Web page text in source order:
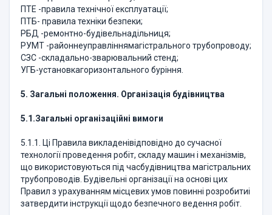
ПТЕ -правила технічної експлуатації;
ПТБ- правила техніки безпеки;
РБД -ремонтно-будівельнадільниця;
РУМТ -районнеуправліннямагістрального трубопроводу;
СЗС -складально-зварювальний стенд;
УГБ-установкагоризонтального буріння.
5. Загальні положення. Організація будівництва
5.1.Загальні організаційні вимоги
5.1.1. Ці Правила викладенівідповідно до сучасної
технології проведення робіт, складу машин і механізмів,
що використовуються під часбудівництва магістральних
трубопроводів. Будівельні організації на основі цих
Правил з урахуванням місцевих умов повинні розробитиі
затвердити інструкції щодо безпечного ведення робіт.